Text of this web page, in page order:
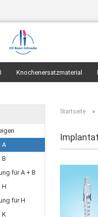
Knochenersatzmaterial
Startseite »
A
B
für A + B
H
für H
K